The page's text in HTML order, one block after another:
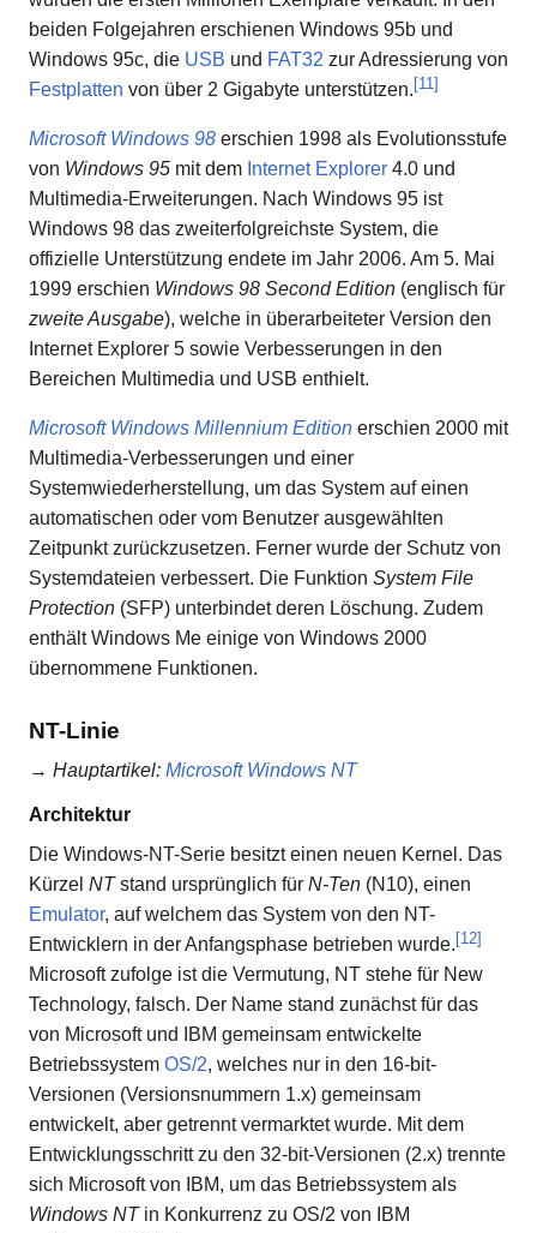
beiden Folgejahren erschienen Windows 95b und
Windows 95c, die USB und FAT32 zur Adressierung von
Festplatten von über 2 Gigabyte unterstützen.[11]
Microsoft Windows 98 erschien 1998 als Evolutionsstufe
von Windows 95 mit dem Internet Explorer 4.0 und
Multimedia-Erweiterungen. Nach Windows 95 ist
Windows 98 das zweiterfolgreichste System, die
offizielle Unterstützung endete im Jahr 2006. Am 5. Mai
1999 erschien Windows 98 Second Edition (englisch für
zweite Ausgabe), welche in überarbeiteter Version den
Internet Explorer 5 sowie Verbesserungen in den
Bereichen Multimedia und USB enthielt.
Microsoft Windows Millennium Edition erschien 2000 mit
Multimedia-Verbesserungen und einer
Systemwiederherstellung, um das System auf einen
automatischen oder vom Benutzer ausgewählten
Zeitpunkt zurückzusetzen. Ferner wurde der Schutz von
Systemdateien verbessert. Die Funktion System File
Protection (SFP) unterbindet deren Löschung. Zudem
enthält Windows Me einige von Windows 2000
übernommene Funktionen.
NT-Linie
→ Hauptartikel: Microsoft Windows NT
Architektur
Die Windows-NT-Serie besitzt einen neuen Kernel. Das
Kürzel NTstand ursprünglich für N-Ten (N10), einen
Emulator, auf welchem das System von den NT-
Entwicklern in der Anfangsphase betrieben wurde. [12]
Microsoft zufolge ist die Vermutung, NT stehe für New
Technology, falsch. Der Name stand zunächst für das
von Microsoft und IBM gemeinsam entwickelte
Betriebssystem OS/2, welches nur in den 16-bit-
Versionen (Versionsnummern 1.x) gemeinsam
entwickelt, aber getrennt vermarktet wurde. Mit dem
Entwicklungsschritt zu den 32-bit-Versionen (2.x) trennte
sich Microsoft von IBM, um das Betriebssystem als
Windows NTin Konkurrenz zu OS/2 von IBM